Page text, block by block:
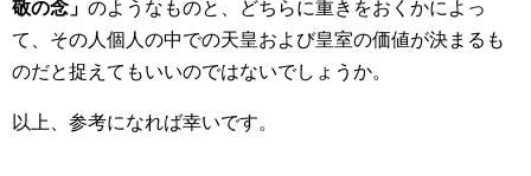
敬の念」 のようなものと、どちらに重きをおくかによっ
て、その人個人の中での天皇および皇室の価値が決まるも
のだと捉えてもいいのではないでしょうか。
以上、参考になれば幸いです。